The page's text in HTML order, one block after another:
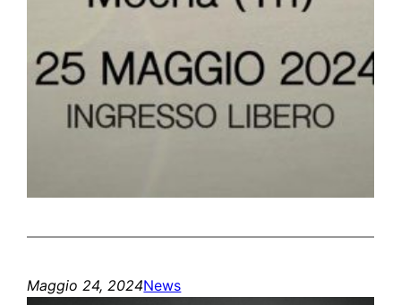
Maggio 24, 2024News